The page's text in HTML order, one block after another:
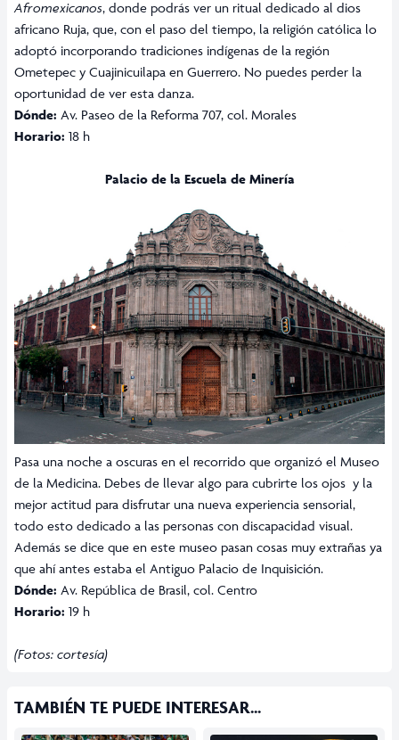
Afromexicanos, donde podrás ver un ritual dedicado al dios
africano Ruja, que, con el paso del tiempo, la religión católica lo
adoptó incorporando tradiciones indígenas de la región
Ometepec y Cuajinicuilapa en Guerrero. No puedes perder la
oportunidad de ver esta danza.
Dónde: Av. Paseo de la Reforma 707, col. Morales
Horario: 18 h
Palacio de la Escuela de Minería
Pasa una noche a oscuras en el recorrido que organizó el Museo
de la Medicina. Debes de llevar algo para cubrirte los ojos y la
mejor actitud para disfrutar una nueva experiencia sensorial,
todo esto dedicado a las personas con discapacidad visual.
Además se dice que en este museo pasan cosas muy extrañas ya
que ahí antes estaba el Antiguo Palacio de Inquisición.
Dónde: Av. República de Brasil, col. Centro
Horario: 19 h
(Fotos: cortesía)
TAMBIÉN TE PUEDE INTERESAR...